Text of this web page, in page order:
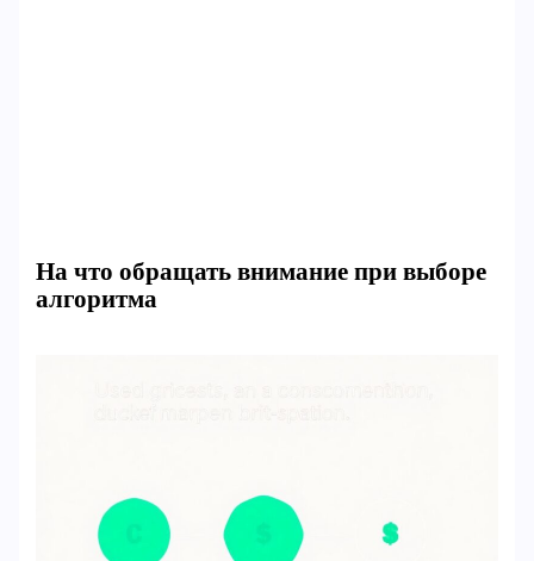
На что обращать внимание при выборе
алгоритма